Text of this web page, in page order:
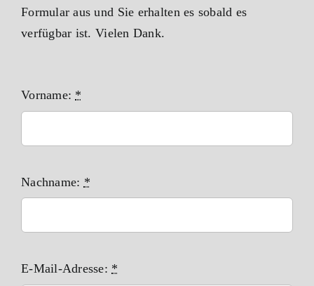
Formular aus und Sie erhalten es sobald es
verfügbar ist. Vielen Dank.
Vorname: *
Nachname: *
E-Mail-Adresse: *